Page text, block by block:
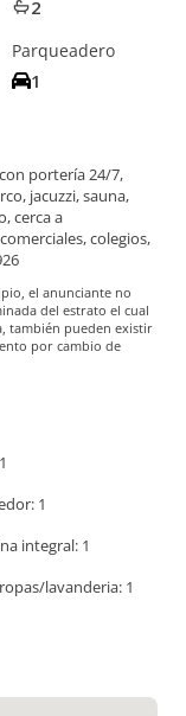
2
Parqueadero
1
portería 24/7,
jacuzzi, sauna,
cerca a
colegios,
el anunciante no
del estrato el cual
también pueden existir
por cambio de
1
integral: 1
lavanderia: 1